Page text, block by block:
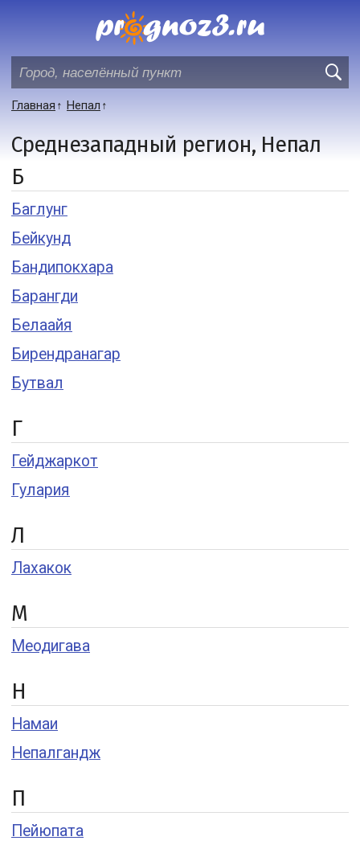
Главная Непал
Среднезападный регион, Непал
Б
Баглунг
Бейкунд
Бандипокхара
Барангди
Белаайя
Бирендранагар
Бутвал
Г
Гейджаркот
Гулария
Л
Лахакок
М
Меодигава
Н
Намаи
Непалгандж
П
Пейюпата